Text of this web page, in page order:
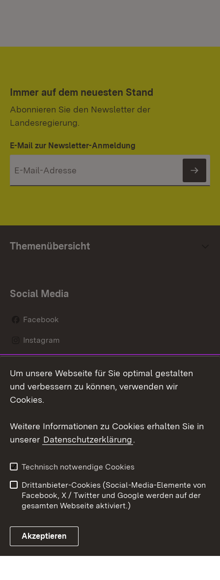
Immer auf dem neuesten Stand
Abonnieren Sie den Newsletter der
Landesregierung.
E-Mail zur Newsletter-Anmeldung
Themenübersicht
Social Media
Facebook
Instagram
Social Wall
Youtube
Link zum Landesportal
Kontakt
Datenschutz
Barrierefreiheit
Impressum Cookies
Um unsere Webseite für Sie optimal gestalten
und verbessern zu können, verwenden wir
Cookies.
Weitere Informationen zu Cookies erhalten Sie in
unserer Datenschutzerklärung.
Technisch notwendige Cookies
Drittanbieter-Cookies (Social-Media-Elemente von
Facebook, X / Twitter und Google werden auf der
gesamten Webseite aktiviert.)
Akzeptieren